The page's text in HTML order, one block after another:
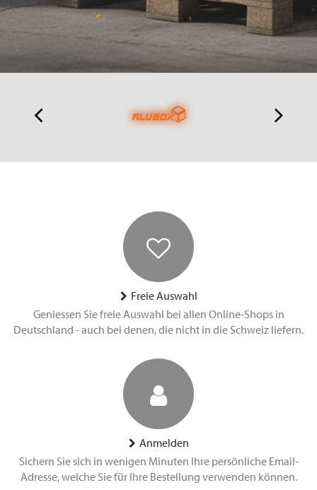
Freie Auswahl
Geniessen Sie freie Auswahl bei allen Online-Shops in
Deutschland - auch bei denen, die nicht in die Schweiz liefern.
Anmelden
Sichern Sie sich in wenigen Minuten Ihre persönliche Email-
Adresse, welche Sie für Ihre Bestellung verwenden können.